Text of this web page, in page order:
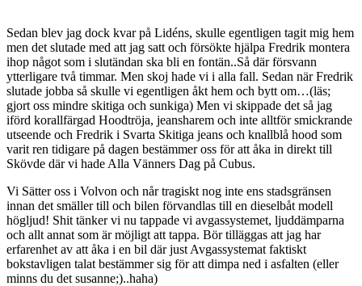
Sedan blev jag dock kvar på Lidéns, skulle egentligen tagit mig hem
men det slutade med att jag satt och försökte hjälpa Fredrik montera
ihop något som i slutändan ska bli en fontän..Så där försvann
ytterligare två timmar. Men skoj hade vi i alla fall. Sedan när Fredrik
slutade jobba så skulle vi egentligen åkt hem och bytt om…(läs;
gjort oss mindre skitiga och sunkiga) Men vi skippade det så jag
iförd korallfärgad Hoodtröja, jeansharem och inte alltför smickrande
utseende och Fredrik i Svarta Skitiga jeans och knallblå hood som
varit ren tidigare på dagen bestämmer oss för att åka in direkt till
Skövde där vi hade Alla Vänners Dag på Cubus.
Vi Sätter oss i Volvon och når tragiskt nog inte ens stadsgränsen
innan det smäller till och bilen förvandlas till en dieselbåt modell
högljud! Shit tänker vi nu tappade vi avgassystemet, ljuddämparna
och allt annat som är möjligt att tappa. Bör tilläggas att jag har
erfarenhet av att åka i en bil där just Avgassystemat faktiskt
bokstavligen talat bestämmer sig för att dimpa ned i asfalten (eller
minns du det susanne;)..haha)